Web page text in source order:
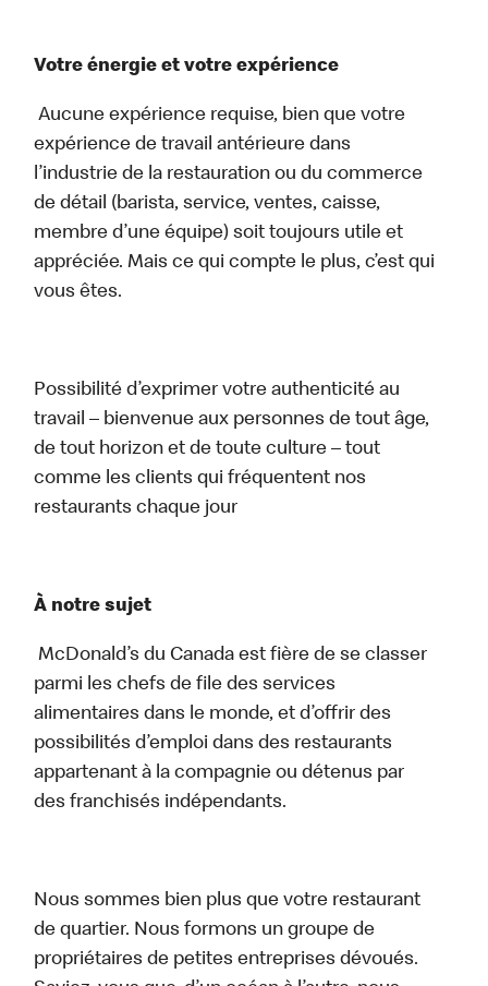
Votre énergie et votre expérience
Aucune expérience requise, bien que votre
expérience de travail antérieure dans
l’industrie de la restauration ou du commerce
de détail (barista, service, ventes, caisse,
membre d’une équipe) soit toujours utile et
appréciée. Mais ce qui compte le plus, c’est qui
vous êtes.
Possibilité d’exprimer votre authenticité au
travail – bienvenue aux personnes de tout âge,
de tout horizon et de toute culture – tout
comme les clients qui fréquentent nos
restaurants chaque jour
À notre sujet
McDonald’s du Canada est fière de se classer
parmi les chefs de file des services
alimentaires dans le monde, et d’offrir des
possibilités d’emploi dans des restaurants
appartenant à la compagnie ou détenus par
des franchisés indépendants.
Nous sommes bien plus que votre restaurant
de quartier. Nous formons un groupe de
propriétaires de petites entreprises dévoués.